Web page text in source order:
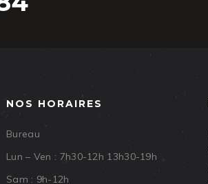
NOS HORAIRES
Bureau
Lun – Ven : 7h30-12h 13h30-19h
Sam : 9h-12h